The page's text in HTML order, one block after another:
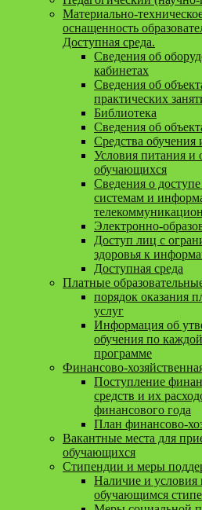
Материально-
оснащенность
Доступная среда.
Сведения об
кабинетах
Сведения об
практических
Библиотека
Сведения об
Средства обучения
Условия питания и
обучающихся
Сведения о
системам и
Электронно-
Доступ лиц с
здоровья к
Доступная среда
Платные
порядок оказания
услуг
Информация об
обучения по
программе
Финансово-
Поступление
средств и их
финансового года
План финансово-
Вакантные места для
обучающихся
Стипендии и меры
Наличие и условия
обучающимся